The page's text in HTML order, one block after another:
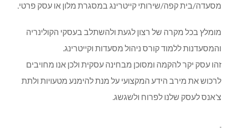
מסעדה/בית קפה/שירותי קייטרינג במסגרת מלון או עסק פרטי.
מומלץ בכל מקרה של רצון לגעת ולהשתלב בעסקי הקולינריה
והמסעדנות ללמוד קורס ניהול מסעדות וקייטרינג.
זהו עסק יקר להקמה ומסוכן מבחינה עסקית ולכן אנו מחויבים
לרכוש את מירב הידע המקצועי על מנת להימנע מטעויות ולתת
צ’אנס לעסק שלנו לפרוח ולשגשג.